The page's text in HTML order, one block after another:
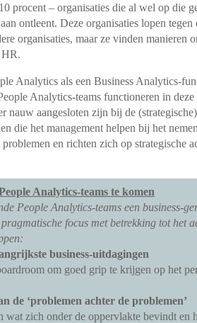
procent – organisaties die al wel op die
ontleent. Deze organisaties lopen tegen
organisaties, maar ze vinden manieren
HR.
Analytics als een Business Analytics-
Analytics-teams functioneren in deze
nauw aangesloten zijn bij de
die het management helpen bij het
en richten zich op strategische
Analytics-teams te komen
People Analytics-teams een business-
focus met betrekking tot het
business-uitdagingen
om goed grip te krijgen op het
de ‘problemen achter de problemen’
wat zich onder de oppervlakte bevindt en